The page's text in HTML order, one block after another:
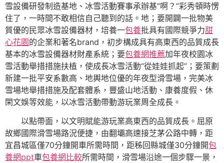
雪設備研發制造基地、冰雪活動賽事承辦基“啊？”彩秀頓時愣
住了，一時間不敢相信自己聽到的話。地；要開闢一批物美
質優的民眾冰雪設備器材，培養一包養批具有國際競爭力甜
心花園的企業和著名brand，初步構成具有高東西的品質成長
基本的冰雪設備器材財產系統；要包養網推薦加年夜校園冰
雪活動舉措措施扶植，使成長冰雪活動“從娃娃抓起”；要策劃
新建一批平安系數高、地輿地位優的年夜型滑雪場，完美冰
雪場地舉措措施及配套體系，豐盛山地活動、康養度假、休
閑文娛等效能，以冰雪活動帶動游玩業周全成長。
以點帶面，以文明賦能游玩業高東西的品質成長。屈原
故鄉國際滑雪場路況便捷，由翻壩高速接芝茅公路中轉，距
宜昌城區僅70分鐘開車所需時間，距秭回縣城僅30分鐘開包
養網ppt車包養網比較所需時間，滑雪場沿途一個步驟一景，